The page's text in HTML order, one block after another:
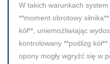
W takich warunkach
**moment obrotowy
kół**, uniemożliwiając
kontrolowany **poślizg
opony mogły wgryźć się w